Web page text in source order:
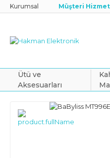
Kurumsal Müşteri
Ütü ve
Aksesuarları